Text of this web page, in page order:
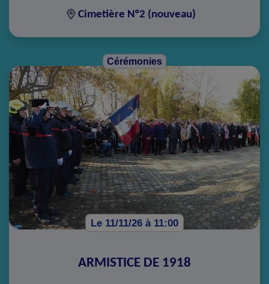
Cimetière N°2 (nouveau)
Cérémonies
Le 11/11/26 à 11:00
ARMISTICE DE 1918